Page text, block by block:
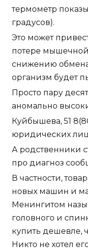
термометр
градусов).
Это может
потере
снижению
организм будет
Просто пару
аномально
Куйбышева, 51
юридических
А родственники
про диагноз
В частности,
новых машин и
Менингитом
головного и
купить дешевле,
Никто не хотел